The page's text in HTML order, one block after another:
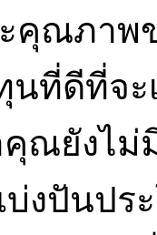
คุณภา
นที่ดีที่จ
คุณยังไม่
งปันปร